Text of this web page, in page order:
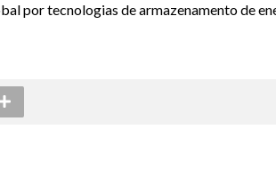
por tecnologias de armazenamento de